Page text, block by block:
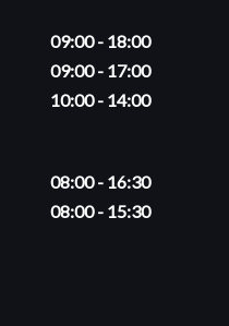
09:00 - 18:00
09:00 - 17:00
10:00 - 14:00
08:00 - 16:30
08:00 - 15:30